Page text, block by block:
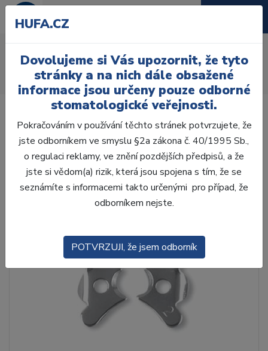
Úvod Ordinace Endodoncie Kofferdam
Spony
Spony na premoláry
Spona Kofferdam č.2 HW
HUFA.CZ
Dovolujeme si Vás upozornit, že tyto
stránky a na nich dále obsažené
informace jsou určeny pouze odborné
stomatologické veřejnosti.
Pokračováním v používání těchto stránek potvrzujete, že
jste odborníkem ve smyslu §2a zákona č. 40/1995 Sb.,
o regulaci reklamy, ve znění pozdějších předpisů, a že
jste si vědom(a) rizik, která jsou spojena s tím, že se
seznámíte s informacemi takto určenými pro případ, že
odborníkem nejste.
POTVRZUJI, že jsem odborník